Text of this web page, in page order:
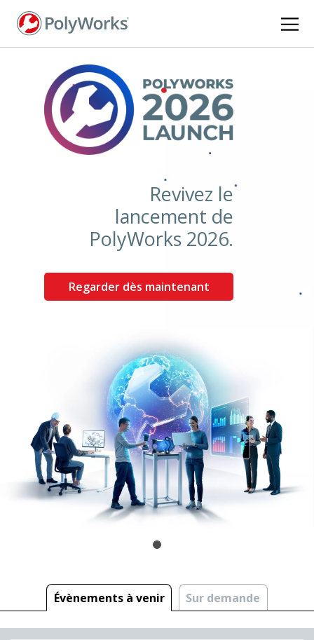
Revivez le
lancement de
PolyWorks 2026.
Regarder dès maintenant
Évènements à venir Sur demande